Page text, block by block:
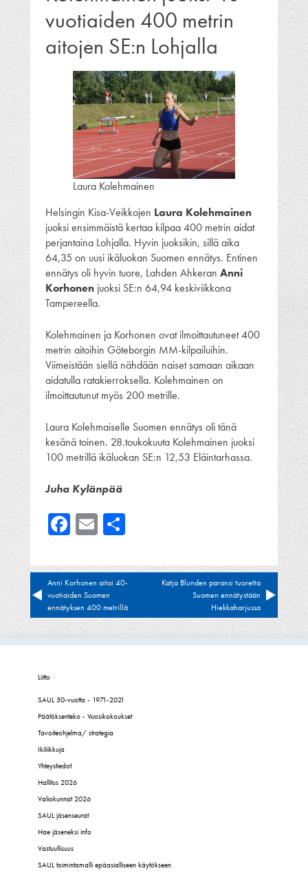
vuotiaiden 400 metrin
aitojen SE:n Lohjalla
Laura Kolehmainen
Helsingin Kisa-Veikkojen Laura Kolehmainen
juoksi ensimmäistä kertaa kilpaa 400 metrin aidat
perjantaina Lohjalla. Hyvin juoksikin, sillä aika
64,35 on uusi ikäluokan Suomen ennätys. Entinen
ennätys oli hyvin tuore, Lahden Ahkeran Anni
Korhonen juoksi SE:n 64,94 keskiviikkona
Tampereella.
Kolehmainen ja Korhonen ovat ilmoittautuneet 400
metrin aitoihin Göteborgin MM-kilpailuihin.
Viimeistään siellä nähdään naiset samaan aikaan
aidatulla ratakierroksella. Kolehmainen on
ilmoittautunut myös 200 metrille.
Laura Kolehmaiselle Suomen ennätys oli tänä
kesänä toinen. 28.toukokuuta Kolehmainen juoksi
100 metrillä ikäluokan SE:n 12,53 Eläintarhassa.
Juha Kylänpää
Facebook
Email
Artikkelien
selaus
Anni Korhonen aitoi 40-
vuotiaiden Suomen
ennätyksen 400 metrillä
Katja Blunden paransi tuoretta
Suomen ennätystään
Hiekkaharjussa
Liitto
SAUL 50-vuotta - 1971-2021
Päätöksenteko - Vuosikokoukset
Tavoiteohjelma/ strategia
Ikiliikkuja
Yhteystiedot
Hallitus 2026
Valiokunnat 2026
SAUL jäsenseurat
Hae jäseneksi info
Vastuullisuus
SAUL toimintamalli epäasialliseen käytökseen